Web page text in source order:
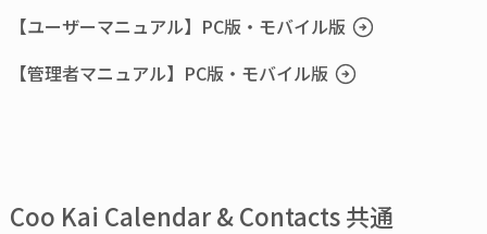
【ユーザーマニュアル】PC版・モバイル版
【管理者マニュアル】PC版・モバイル版
Coo Kai Calendar & Contacts 共通